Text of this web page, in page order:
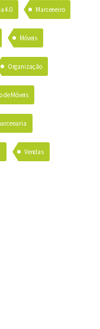
4.0 Marceneiro
Móveis
Organização
de Móveis
Vendas